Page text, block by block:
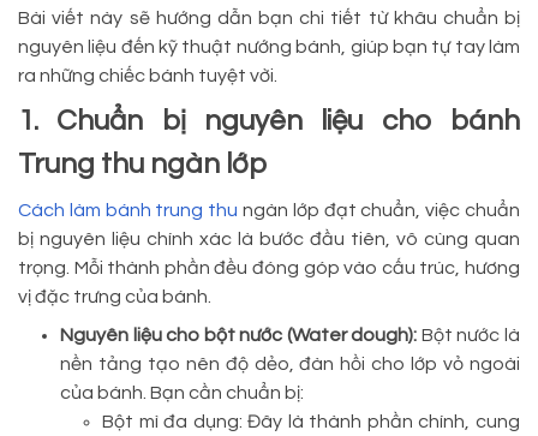
Bài viết này sẽ hướng dẫn bạn chi tiết từ khâu chuẩn bị
nguyên liệu đến kỹ thuật nướng bánh, giúp bạn tự tay làm
ra những chiếc bánh tuyệt vời.
1. Chuẩn bị nguyên liệu cho bánh
Trung thu ngàn lớp
Cách làm bánh trung thu ngàn lớp đạt chuẩn, việc chuẩn
bị nguyên liệu chính xác là bước đầu tiên, vô cùng quan
trọng. Mỗi thành phần đều đóng góp vào cấu trúc, hương
vị đặc trưng của bánh.
Nguyên liệu cho bột nước (Water dough): Bột nước là
nền tảng tạo nên độ dẻo, đàn hồi cho lớp vỏ ngoài
của bánh. Bạn cần chuẩn bị:
Bột mì đa dụng: Đây là thành phần chính, cung